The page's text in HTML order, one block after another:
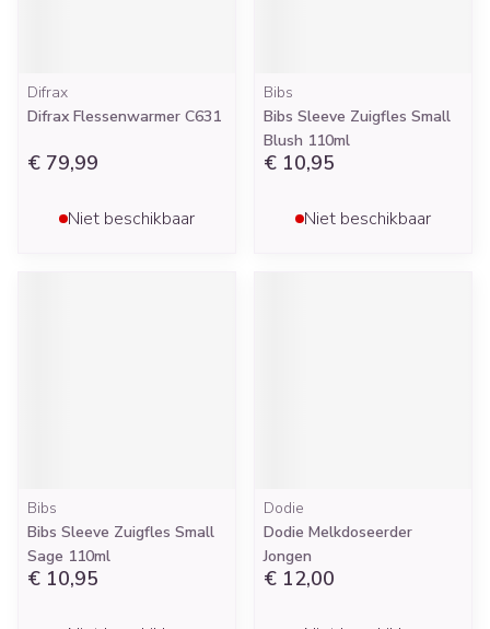
Difrax
Difrax Flessenwarmer C631
€ 79,99
Niet beschikbaar
Bibs
Bibs Sleeve Zuigfles Small
Blush 110ml
€ 10,95
Niet beschikbaar
Bibs
Bibs Sleeve Zuigfles Small
Sage 110ml
€ 10,95
Dodie
Dodie Melkdoseerder
Jongen
€ 12,00